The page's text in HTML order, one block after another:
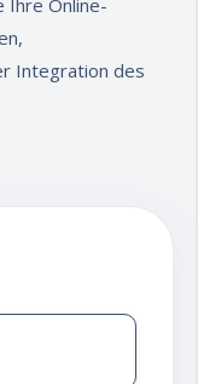
Ihre Online-
Integration des